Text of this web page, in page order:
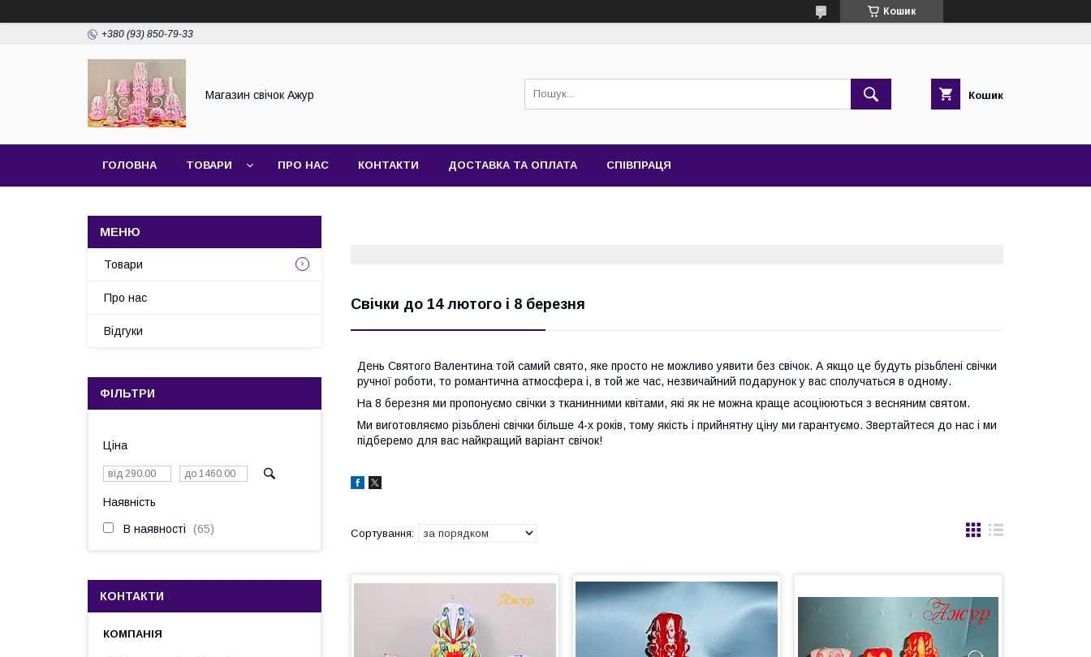
Кошик
+380 (93) 850-79-33
Магазин свічок Ажур Кошик
ГОЛОВНА ТОВАРИ ПРО НАС КОНТАКТИ ДОСТАВКА ТА ОПЛАТА СПІВПРАЦЯ
Свічки до 14 лютого і 8 березня
День Святого Валентина той самий свято, яке просто не можливо уявити без свічок. А якщо це будуть різьблені свічки
ручної роботи, то романтична атмосфера і, в той же час, незвичайний подарунок у вас сполучаться в одному.
На 8 березня ми пропонуємо свічки з тканинними квітами, які як не можна краще асоціюються з весняним святом.
Ми виготовляємо різьблені свічки більше 4-х років, тому якість і прийнятну ціну ми гарантуємо. Звертайтеся до нас і ми
підберемо для вас найкращий варіант свічок!
Товари
Про нас
Відгуки
ФІЛЬТРИ
Ціна
Наявність
В наявності 65
КОНТАКТИ